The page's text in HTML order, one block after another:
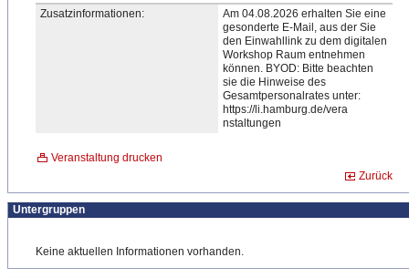
Zusatzinformationen:
Am 04.08.2026 erhalten Sie eine
gesonderte E-Mail, aus der Sie
den Einwahllink zu dem digitalen
Workshop Raum entnehmen
können. BYOD: Bitte beachten
sie die Hinweise des
Gesamtpersonalrates unter:
https://li.hamburg.de/vera
nstaltungen
Veranstaltung drucken
Zurück
Untergruppen
Keine aktuellen Informationen vorhanden.